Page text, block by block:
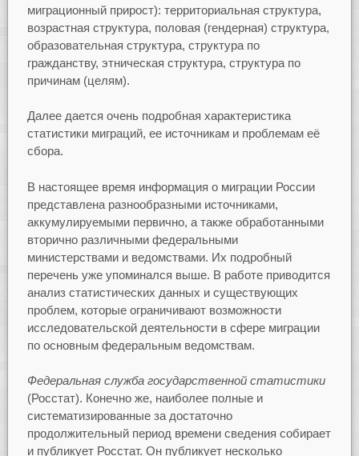
миграционный прирост): территориальная структура,
возрастная структура, половая (гендерная) структура,
образовательная структура, структура по
гражданству, этническая структура, структура по
причинам (целям).
Далее дается очень подробная характеристика
статистики миграций, ее источникам и проблемам её
сбора.
В настоящее время информация о миграции России
представлена разнообразными источниками,
аккумулируемыми первично, а также обработанными
вторично различными федеральными
министерствами и ведомствами. Их подробный
перечень уже упоминался выше. В работе приводится
анализ статистических данных и существующих
проблем, которые ограничивают возможности
исследовательской деятельности в сфере миграции
по основным федеральным ведомствам.
Федеральная служба государственной статистики
(Росстат). Конечно же, наиболее полные и
систематизированные за достаточно
продолжительный период времени сведения собирает
и публикует Росстат. Он публикует несколько